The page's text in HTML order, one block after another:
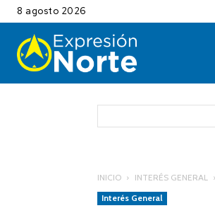
8 agosto 2026
INICIO INTERÉS GENERAL
Interés General